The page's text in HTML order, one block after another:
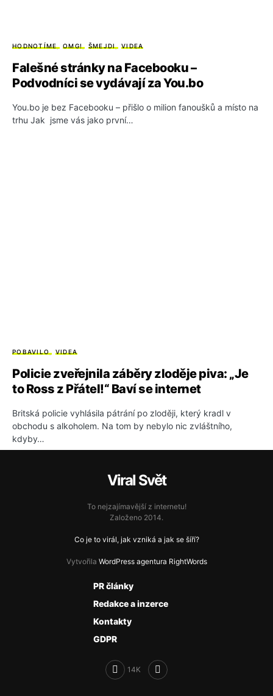
HODNOTÍME OMG! ŠMEJDI VIDEA
Falešné stránky na Facebooku –
Podvodníci se vydávají za You.bo
You.bo je bez Facebooku – přišlo o milion fanoušků a místo na
trhu Jak jsme vás jako první…
POBAVILO VIDEA
Policie zveřejnila záběry zloděje piva: „Je
to Ross z Přátel!“ Baví se internet
Britská policie vyhlásila pátrání po zloději, který kradl v
obchodu s alkoholem. Na tom by nebylo nic zvláštního,
kdyby…
Viral Svět
To nejzajímavější z internetu!
Založeno 2014.
Co je to virál, jak vzniká a jak se šíří?
Vytvořila WordPress agentura RightWords
PR články
Redakce a inzerce
Kontakty
GDPR
14K